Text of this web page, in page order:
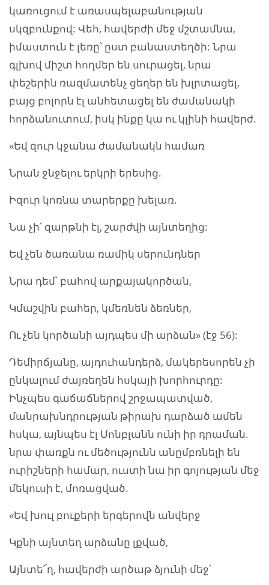
կառուցում է առասպելաբանության
սկզբունքով: Վեհ, հավերժի մեջ մշտամնա,
իմաստուն է լեռը՝ ըստ բանաստեղծի: Նրա
գլխով միշտ հողմեր են սուրացել, նրա
փեշերին ռազմատենչ ցեղեր են խլրտացել,
բայց բոլորն էլ անհետացել են ժամանակի
հորձանուտում, իսկ ինքը կա ու կլինի հավերժ.
«Եվ զուր կջանա ժամանակն համառ
Նրան ջնջելու երկրի երեսից.
Իզուր կոռնա տարերքը խելառ.
Նա չի՛ զարթնի էլ, շարժվի այնտեղից:
Եվ չեն ծառանա ռամիկ սերունդներ
Նրա դեմ՝ բահով արքայակործան,
Կմաշվին բահեր, կմեռնեն ձեռներ,
Ու չեն կործանի այդպես մի արձան» (էջ 56):
Դեմիրճյանը, այդուհանդերձ, մակերեսորեն չի
ընկալում ժայռեղեն հսկայի խորհուրդը:
Ինչպես գաճաճներով շրջապատված,
մանրախնդրության թիրախ դարձած ամեն
հսկա, այնպես էլ Մոնբլանն ունի իր դրաման.
նրա փառքն ու մեծությունն անըմբռնելի են
ուրիշների համար, ուստի նա իր գոյության մեջ
մեկուսի է, մոռացված.
«Եվ խուլ բուքերի երգերովն անվերջ
Կքնի այնտեղ արձանը լքված,
Այնտե՜ղ, հավերժի արծաթ ձյունի մեջ՝